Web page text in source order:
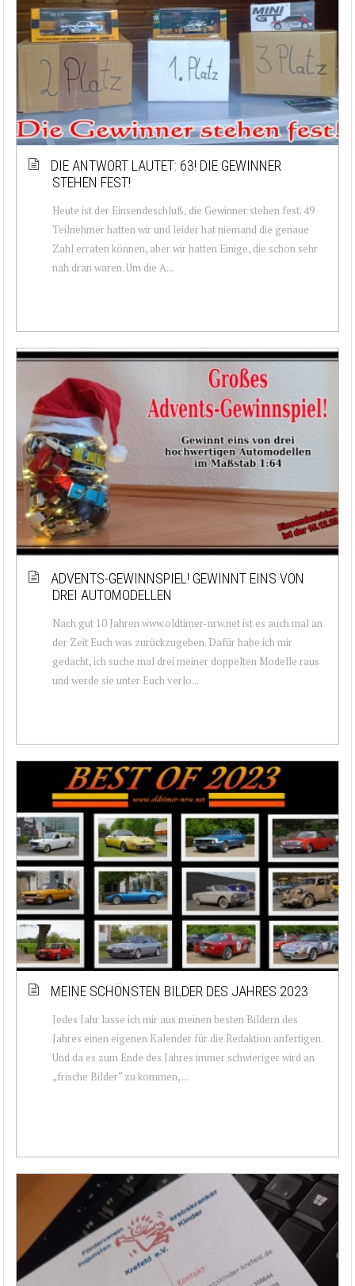
DIE ANTWORT LAUTET: 63! DIE GEWINNER
STEHEN FEST!
Heute ist der Einsendeschluß, die Gewinner stehen fest. 49
Teilnehmer hatten wir und leider hat niemand die genaue
Zahl erraten können, aber wir hatten Einige, die schon sehr
nah dran waren. Um die A...
ADVENTS-GEWINNSPIEL! GEWINNT EINS VON
DREI AUTOMODELLEN
Nach gut 10 Jahren www.oldtimer-nrw.net ist es auch mal an
der Zeit Euch was zurückzugeben. Dafür habe ich mir
gedacht, ich suche mal drei meiner doppelten Modelle raus
und werde sie unter Euch verlo...
MEINE SCHÖNSTEN BILDER DES JAHRES 2023
Jedes Jahr lasse ich mir aus meinen besten Bildern des
Jahres einen eigenen Kalender für die Redaktion anfertigen.
Und da es zum Ende des Jahres immer schwieriger wird an
„frische Bilder“ zu kommen, ...